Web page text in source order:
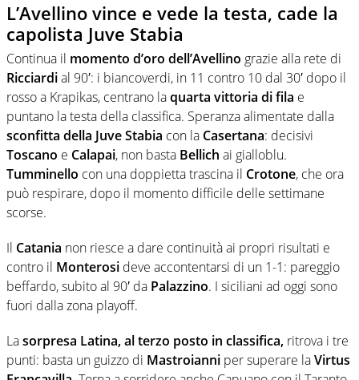
L’Avellino vince e vede la testa, cade la
capolista Juve Stabia
Continua il momento d’oro dell’Avellino grazie alla rete di
Ricciardial 90′: i biancoverdi, in 11 contro 10 dal 30′ dopo il
rosso a Krapikas, centrano laquarta vittoria di fila e
puntano la testa della classifica. Speranza alimentate dalla
sconfitta della Juve Stabia con la Casertana: decisivi
Toscano e Calapai, non basta Bellich ai gialloblu.
Tumminello con una doppietta trascina il Crotone, che ora
può respirare, dopo il momento difficile delle settimane
scorse.
Il Catania non riesce a dare continuità ai propri risultati e
contro il Monterosi deve accontentarsi di un 1-1: pareggio
beffardo, subito al 90′ da Palazzino. I siciliani ad oggi sono
fuori dalla zona playoff.
Lasorpresa Latina, al terzo posto in classifica, ritrova i tre
punti: basta un guizzo di Mastroianni per superare laVirtus